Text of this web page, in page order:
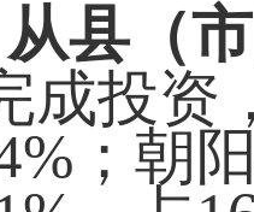
从县（
成投资，
； 朝